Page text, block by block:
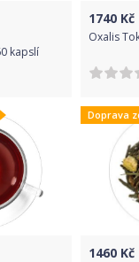
kapslí
1740 Kč
Oxalis
Doprava
1460 Kč